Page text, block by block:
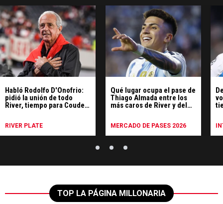
Habló Rodolfo D'Onofrio:
pidió la unión de todo
River, tiempo para Coudet
RIVER PLATE
Qué lugar ocupa el pase de
Thiago Almada entre los
más caros de River y del
MERCADO DE PASES 2026
TOP LA PÁGINA MILLONARIA